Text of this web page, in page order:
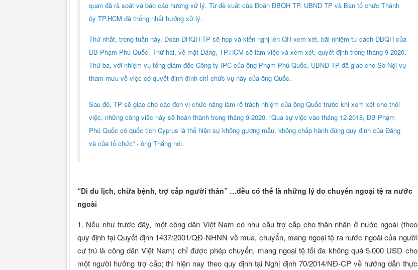
quan đã rà soát và báo cáo hướng xử lý. Từ đề xuất của Đoàn ĐBQH TP, UBND TP và Ban tổ chức Thành
ủy TP.HCM đã thống nhất hướng xử lý.
Thứ nhất, trong tuần này, Đoàn ĐHQH TP sẽ họp và kiến nghị lên QH xem xét, bãi nhiệm tư cách ĐBQH của
ĐB Phạm Phú Quốc. Thứ hai, về mặt Đảng, TP.HCM sẽ làm việc và xem xét, quyết định trong tháng 9-2020.
Thứ ba, với nhiệm vụ tổng giám đốc Công ty IPC của ông Phạm Phú Quốc, UBND TP đã giao cho Sở Nội vụ
tham mưu về việc có quyết định đình chỉ chức vụ này của ông Quốc.
Sau đó, TP sẽ giao cho các đơn vị chức năng làm rõ trách nhiệm của ông Quốc trước khi xem xét cho thôi
việc, những công việc này sẽ hoàn thành trong tháng 9-2020. “Qua sự việc vào tháng 12-2018, ĐB Phạm
Phú Quốc có quốc tịch Cyprus là thể hiện sự không gương mẫu, không chấp hành đúng quy định của Đảng
và của tổ chức” - ông Thắng nói.
“Đi du lịch, chữa bệnh, trợ cấp người thân” …đều có thể là những lý do chuyển ngoại tệ ra nước
ngoài
1. Nếu như trước đây, một công dân Việt Nam có nhu cầu trợ cấp cho thân nhân ở nước ngoài (theo
quy định tại Quyết định 1437/2001/QĐ-NHNN về mua, chuyển, mang ngoại tệ ra nước ngoài của người
cư trú là công dân Việt Nam) chỉ được phép chuyển, mang ngoại tệ tối đa không quá 5.000 USD cho
một người hưởng trợ cấp; thì hiện nay theo quy định tại Nghị định 70/2014/NĐ-CP về hướng dẫn thực